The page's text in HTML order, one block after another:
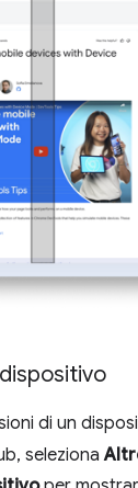
di un
seleziona